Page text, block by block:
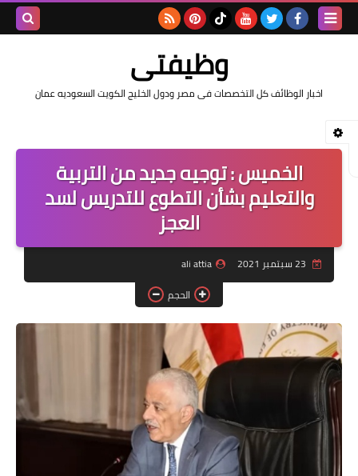
وظيفتى
اخبار الوظائف كل التخصصات فى مصر ودول الخليج الكويت السعوديه عمان
الخميس : توجيه جديد من التربية
والتعليم بشأن التطوع للتدريس لسد
العجز
ali attia
الحجم